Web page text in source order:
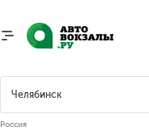
Россия